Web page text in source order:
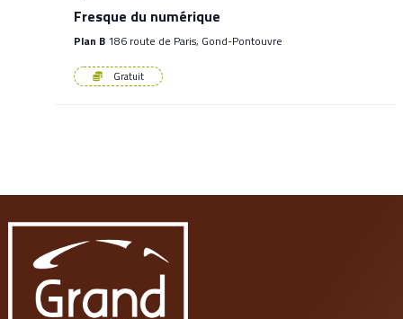
Fresque du numérique
Plan B 186 route de Paris, Gond-Pontouvre
Gratuit